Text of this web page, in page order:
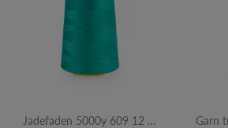
Jadefaden 5000y 609 12 Stück